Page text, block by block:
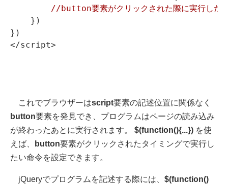
//button要素がクリックされた際に実行した
})
})
これでブラウザーはscript要素の記述位置に関係なく
button要素を発見でき、プログラムはページの読み込み
が終わったあとに実行されます。
$(function(){...}) を使
えば、
button要素がクリックされたタイミングで実行し
たい命令を設定できます。
jQueryでプログラムを記述する際には、 $(function()